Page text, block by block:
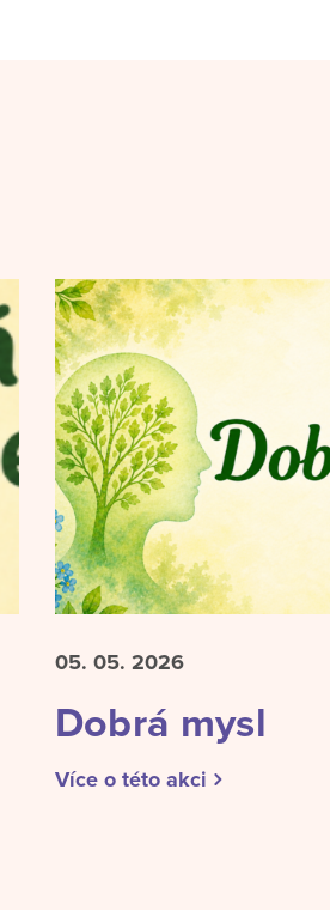
05. 05. 2026
Dobrá mysl
Více o této akci